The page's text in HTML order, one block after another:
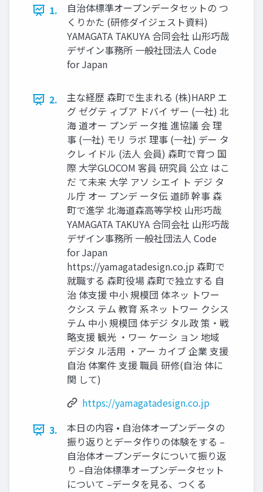
1.
自治体標準オープンデータセットの つ
くりかた (研修ダイジェスト資料)
YAMAGATA TAKUYA 合同会社 山形巧哉
デザイン事務所 一般社団法人 Code
for Japan
2.
主な経歴 森町で生まれる (株)HARP エ
グ ゼグテ ィブア ドバイ ザー (一社) 北
海 道オー プンデ ータ推 進協議 会 理
事 (一社) モリ ラボ 理事 (一社) デー タ
クレ イドル (法人 会員) 森町で育つ 国
際 大学GLOCOM 客員 研究員 公立 はこ
だ て未来 大学 アソ シエイ ト デジ タ
ル庁 オー プンデ ータ伝 道師 幹事 森
町で進学 北海道森高等学校 山形巧哉
YAMAGATA TAKUYA 合同会社 山形巧哉
デザイン事務所 一般社団法人 Code
for Japan
https://yamagatadesign.co.jp 森町で
就職する 森町役場 森町で独立する 自
治 体支援 中小 規模団 体ネッ トワー
クシス テム 教育 系ネッ トワー クシス
テム 中小 規模団 体デジ タル政 策・戦
略支援 観光 ・ワー ケーシ ョン 地域
デジタ ル活用 ・アー カイブ 企業 支援
自治 体案件 支援 職員 研修(自治 体に
関 して)
https://yamagatadesign.co.jp
3.
本日の内容 • 自治体オープンデータの
振り返りとデータ作りの体験をする –
自治体オープンデータについて振り返
り –自治体標準オープンデータセット
について –データを見る、つくる